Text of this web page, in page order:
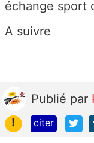
échange sport
A suivre
Publié par
!
citer